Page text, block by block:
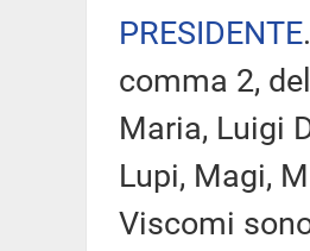
PRESIDENTE
comma 2,
Maria, Luigi
Lupi, Magi,
Viscomi